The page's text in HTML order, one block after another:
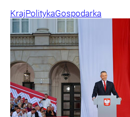
KrajPolitykaGospodarka